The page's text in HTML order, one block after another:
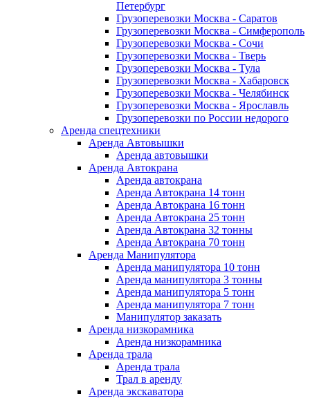
Петербург
Грузоперевозки Москва - Саратов
Грузоперевозки Москва - Симферополь
Грузоперевозки Москва - Сочи
Грузоперевозки Москва - Тверь
Грузоперевозки Москва - Тула
Грузоперевозки Москва - Хабаровск
Грузоперевозки Москва - Челябинск
Грузоперевозки Москва - Ярославль
Грузоперевозки по России недорого
Аренда спецтехники
Аренда Автовышки
Аренда автовышки
Аренда Автокрана
Аренда автокрана
Аренда Автокрана 14 тонн
Аренда Автокрана 16 тонн
Аренда Автокрана 25 тонн
Аренда Автокрана 32 тонны
Аренда Автокрана 70 тонн
Аренда Манипулятора
Аренда манипулятора 10 тонн
Аренда манипулятора 3 тонны
Аренда манипулятора 5 тонн
Аренда манипулятора 7 тонн
Манипулятор заказать
Аренда низкорамника
Аренда низкорамника
Аренда трала
Аренда трала
Трал в аренду
Аренда экскаватора